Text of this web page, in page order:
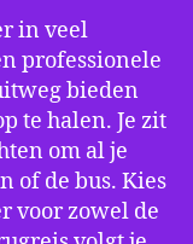
in veel
professionele
bieden
te halen. Je zit
om al je
of de bus. Kies
voor zowel de